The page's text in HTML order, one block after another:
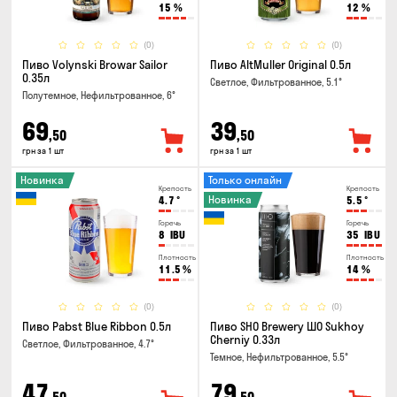
15 %
(0)
Пиво Volynski Browar Sailor
0.35л
Полутемное, Нефильтрованное, 6°
69,50
грн за 1 шт
12 %
(0)
Пиво AltMuller Original 0.5л
Светлое, Фильтрованное, 5.1°
39,50
грн за 1 шт
Крепость
4.7 °
Горечь
8 IBU
Плотность
11.5 %
(0)
Новинка
Пиво Pabst Blue Ribbon 0.5л
Светлое, Фильтрованное, 4.7°
Крепость
5.5 °
Горечь
35 IBU
Плотность
14 %
(0)
Только онлайн
Новинка
Пиво SHO Brewery ШО Sukhoy
Cherniy 0.33л
Темное, Нефильтрованное, 5.5°